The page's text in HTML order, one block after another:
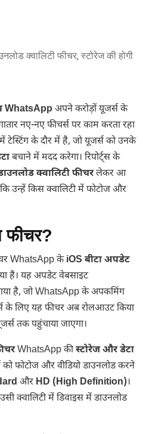
WhatsApp अपने करोड़ों यूजर्स के
नए-नए फीचर्स पर काम करता रहा
टेस्टिंग के दौर में है, जो यूजर्स को उनके
बचाने में मदद करेगा। रिपोर्ट्स के
क्वालिटी फीचरलेकर आ
उन्हें किस क्वालिटी में फोटोज और
फीचर?
WhatsApp केiOS बीटा अपडेट
है। यह अपडेट वेबसाइट
गया है, जो WhatsApp के अपकमिंग
के लिए यह फीचर अब रोलआउट किया
तक पहुंचाया जाएगा।
WhatsApp कीस्टोरेज और डेटा
फोटोज और वीडियो डाउनलोड करने
और HD (High Definition)।
क्वालिटी में डिवाइस में डाउनलोड